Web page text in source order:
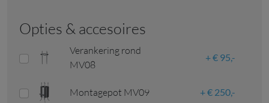
opties & accesoires
Verankering rond
MV08
€ 95,-
Montagepot MV09 € 250,-